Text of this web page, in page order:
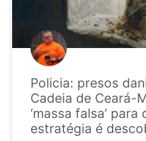
Policia: presos
Cadeia de Ceará-
‘massa falsa’
estratégia é